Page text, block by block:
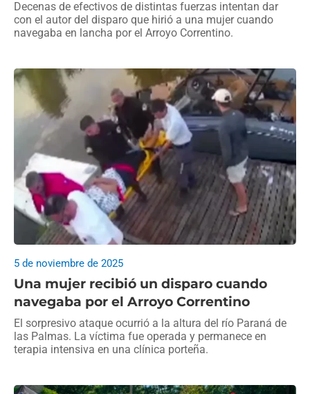
Decenas de efectivos de distintas fuerzas intentan dar
con el autor del disparo que hirió a una mujer cuando
navegaba en lancha por el Arroyo Correntino.
Una mujer recibió un disparo cuando
navegaba por el Arroyo Correntino
5 de noviembre de 2025
El sorpresivo ataque ocurrió a la altura del río Paraná de
las Palmas. La víctima fue operada y permanece en
terapia intensiva en una clínica porteña.